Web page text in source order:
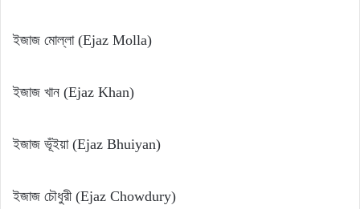
ইজাজ মোল্লা (Ejaz Molla)
ইজাজ খান (Ejaz Khan)
ইজাজ ভূঁইয়া (Ejaz Bhuiyan)
ইজাজ চৌধুরী (Ejaz Chowdury)